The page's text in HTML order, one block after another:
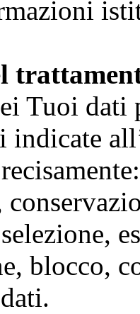
Tuoi dati
indicate
blocco,